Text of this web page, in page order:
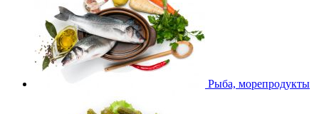
Рыба, морепродукты